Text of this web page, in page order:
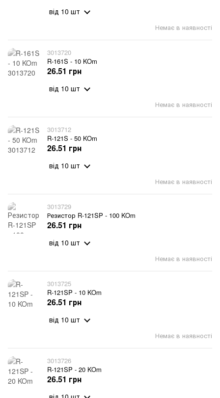
Немає в наявності
від 10 шт
3013720
R-161S - 10 KOm
Немає в наявності
26.51 грн
від 10 шт
3013712
R-121S - 50 KOm
Немає в наявності
26.51 грн
від 10 шт
3013729
Резистор R-121SP - 100 KOm
Немає в наявності
26.51 грн
від 10 шт
3013725
R-121SP - 10 KOm
Немає в наявності
26.51 грн
від 10 шт
3013726
R-121SP - 20 KOm
26.51 грн